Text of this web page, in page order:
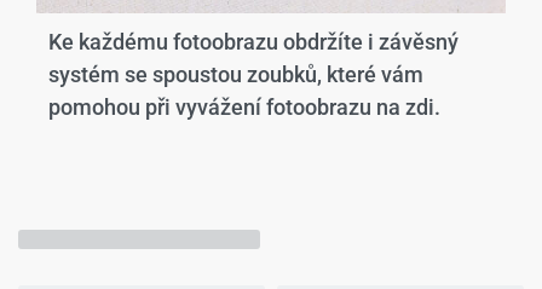
Ke každému fotoobrazu obdržíte i závěsný
systém se spoustou zoubků, které vám
pomohou při vyvážení fotoobrazu na zdi.